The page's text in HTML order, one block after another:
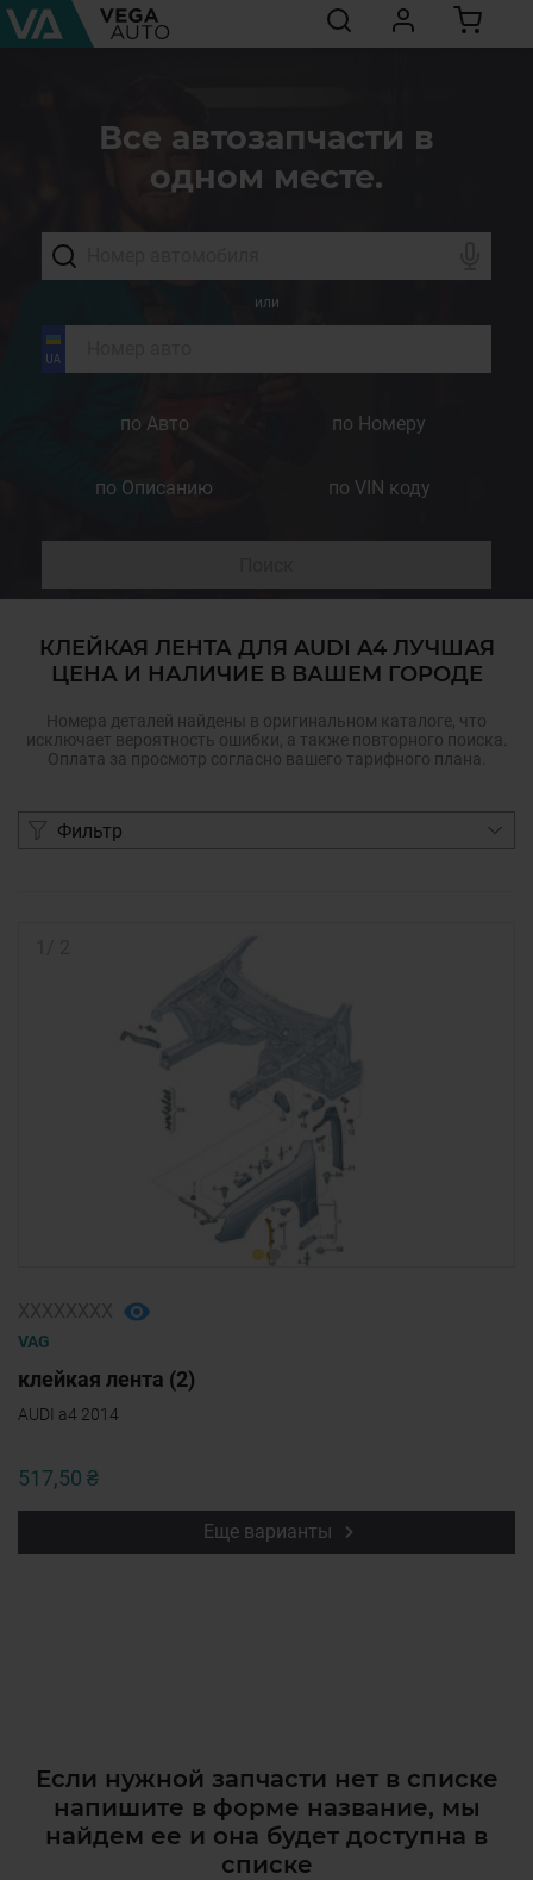
Все автозапчасти в
одном месте.
или
по Авто по Номеру
по Описанию по VIN коду
КЛЕЙКАЯ ЛЕНТА ДЛЯ AUDI A4 ЛУЧШАЯ
ЦЕНА И НАЛИЧИЕ В ВАШЕМ ГОРОДЕ
Номера деталей найдены в оригинальном каталоге, что
исключает вероятность ошибки, а также повторного поиска.
Оплата за просмотр согласно вашего тарифного плана.
Фильтр
VAG
клейкая лента (2)
AUDI a4 2014
517,50 ₴
Еще варианты
Если нужной запчасти нет в списке
напишите в форме название, мы
найдем ее и она будет доступна в
списке